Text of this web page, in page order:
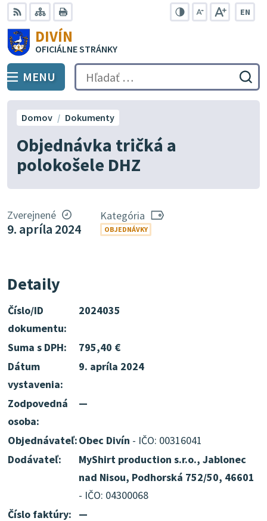
Preskočiť
na
obsah
RSS Mapa
EN
DIVÍN
OFICIÁLNE STRÁNKY
PREPNÚŤ
MENU Hľadať:
Objednávka tričká a
polokošele DHZ
Domov Dokumenty
Zverejnené
9. apríla 2024
Kategória
OBJEDNÁVKY
Detaily
Číslo/ID
dokumentu:
2024035
Suma s DPH:
795,40 €
Dátum
vystavenia:
9. apríla 2024
Zodpovedná
osoba:
—
Objednávateľ:Obec Divín - IČO: 00316041
Dodávateľ:
MyShirt production s.r.o., Jablonec
nad Nisou, Podhorská 752/50, 46601
- IČO: 04300068
Číslo faktúry:
—